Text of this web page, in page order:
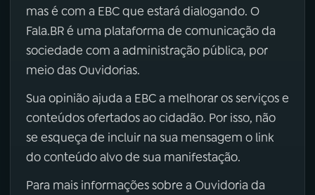
mas é com a EBC que estará dialogando. O
Fala.BR é uma plataforma de comunicação da
sociedade com a administração pública, por
meio das Ouvidorias.
Sua opinião ajuda a EBC a melhorar os serviços e
conteúdos ofertados ao cidadão. Por isso, não
se esqueça de incluir na sua mensagem o link
do conteúdo alvo de sua manifestação.
Para mais informações sobre a Ouvidoria da